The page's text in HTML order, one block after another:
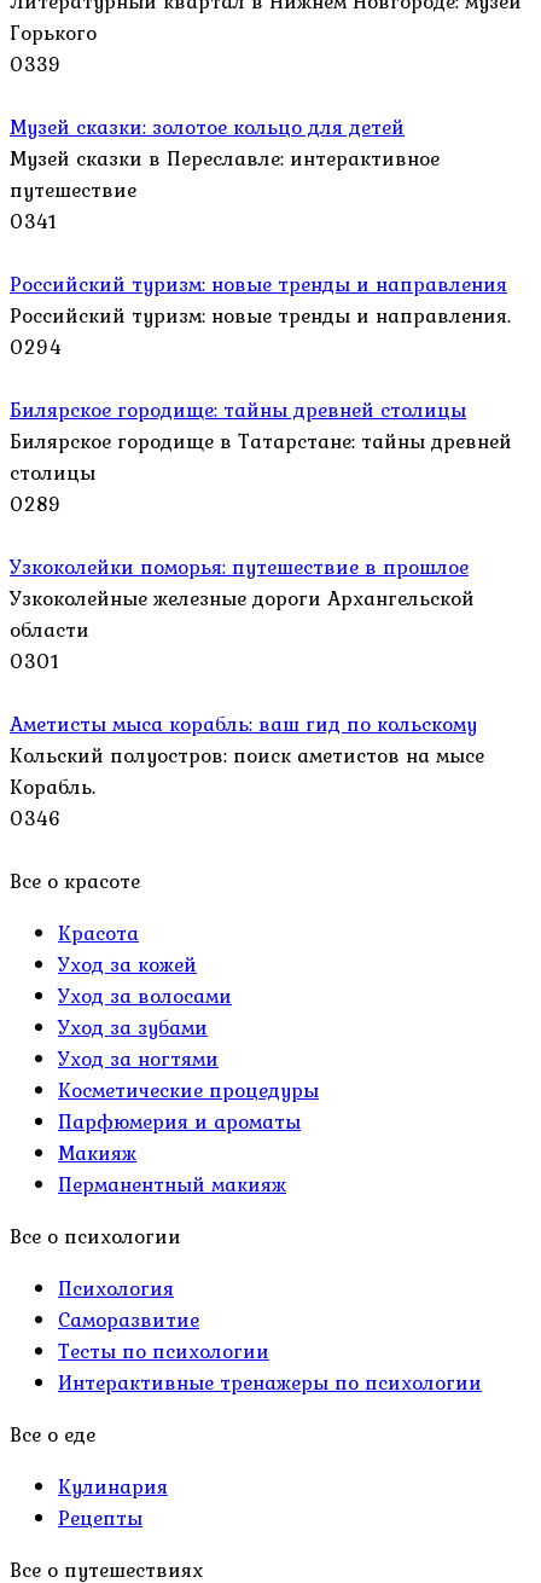
Горького
0339
Музей сказки: золотое кольцо для детей
Музей сказки в Переславле: интерактивное
путешествие
0341
Российский туризм: новые тренды и направления
Российский туризм: новые тренды и направления.
0294
Билярское городище: тайны древней столицы
Билярское городище в Татарстане: тайны древней
столицы
0289
Узкоколейки поморья: путешествие в прошлое
Узкоколейные железные дороги Архангельской
области
0301
Аметисты мыса корабль: ваш гид по кольскому
Кольский полуостров: поиск аметистов на мысе
Корабль.
0346
Все о красоте
Красота
Уход за кожей
Уход за волосами
Уход за зубами
Уход за ногтями
Косметические процедуры
Парфюмерия и ароматы
Макияж
Перманентный макияж
Все о психологии
Психология
Саморазвитие
Тесты по психологии
Интерактивные тренажеры по психологии
Все о еде
Кулинария
Рецепты
Все о путешествиях